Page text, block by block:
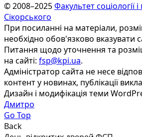
© 2008–2025Факультет соціології
Сікорського
При посиланні на матеріали,
необхідно обов'язково вказувати
Питання щодо уточнення та
на сайті: fsp@kpi.ua.
Адміністратор сайта не несе
контент у новинах, публікації
Дизайн і модифікація теми
Дмитро
Go Top
Back